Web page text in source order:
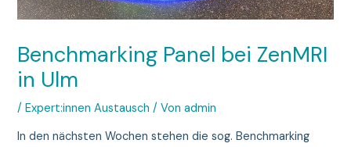
Benchmarking Panel bei ZenMRI
in Ulm
/Expert:innen Austausch / Vonadmin
In den nächsten Wochen stehen die sog. Benchmarking